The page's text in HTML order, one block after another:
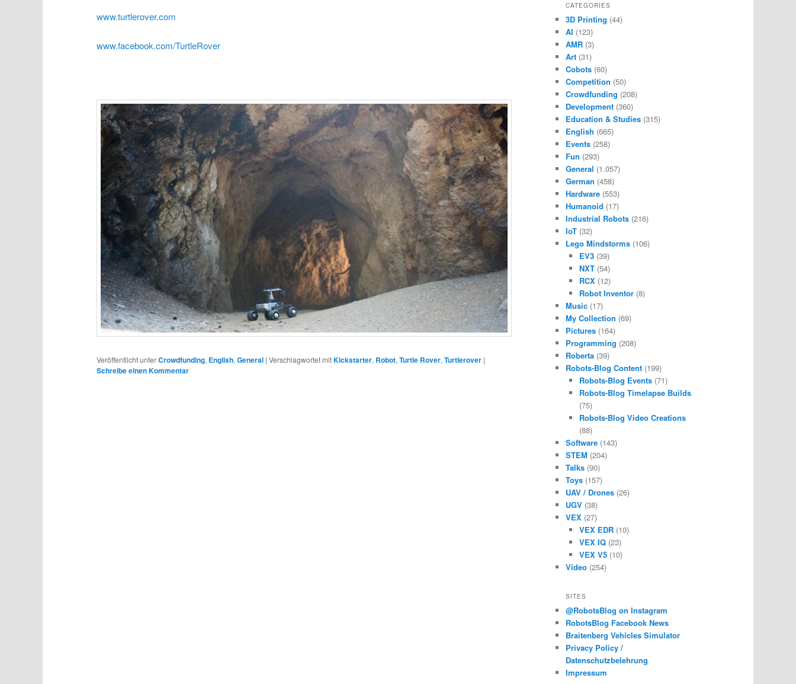
www.turtlerover.com
www.facebook.com/TurtleRover
Veröffentlicht unterCrowdfunding, English,General |Verschlagwortet mitKickstarter, Robot,Turtle Rover,Turtlerover |
Schreibe einen Kommentar
CATEGORIES
3D Printing (44)
AI (123)
AMR (3)
Art (31)
Cobots (60)
Competition (50)
Crowdfunding (208)
Development (360)
Education & Studies (315)
English (665)
Events (258)
Fun (293)
General (1.057)
German (458)
Hardware (553)
Humanoid (17)
Industrial Robots (216)
IoT (32)
Lego Mindstorms (106)
EV3(39)
NXT(54)
RCX(12)
Robot Inventor(8)
Music (17)
My Collection (69)
Pictures (164)
Programming (208)
Roberta (39)
Robots-Blog Content (199)
Robots-Blog Events(71)
Robots-Blog Timelapse Builds
(75)
Robots-Blog Video Creations
(88)
Software (143)
STEM (204)
Talks (90)
Toys (157)
UAV / Drones (26)
UGV (38)
VEX (27)
VEX EDR(10)
VEX IQ(23)
VEX V5(10)
Video (254)
SITES
@RobotsBlog on Instagram
RobotsBlog Facebook News
Braitenberg Vehicles Simulator
Privacy Policy /
Datenschutzbelehrung
Impressum